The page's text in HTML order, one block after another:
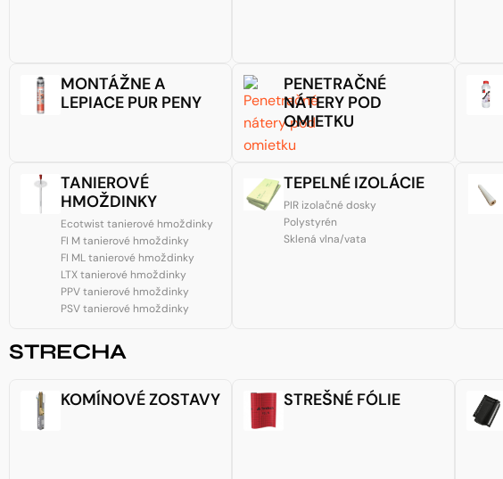
MONTÁŽNE A
LEPIACE PUR PENY
PENETRAČNÉ
NÁTERY POD
OMIETKU
TANIEROVÉ
HMOŽDINKY
Ecotwist tanierové hmoždinky
FI M tanierové hmoždinky
FI ML tanierové hmoždinky
LTX tanierové hmoždinky
PPV tanierové hmoždinky
PSV tanierové hmoždinky
TEPELNÉ IZOLÁCIE
PIR izolačné dosky
Polystyrén
Sklená vlna/vata
STRECHA
KOMÍNOVÉ ZOSTAVY STREŠNÉ FÓLIE